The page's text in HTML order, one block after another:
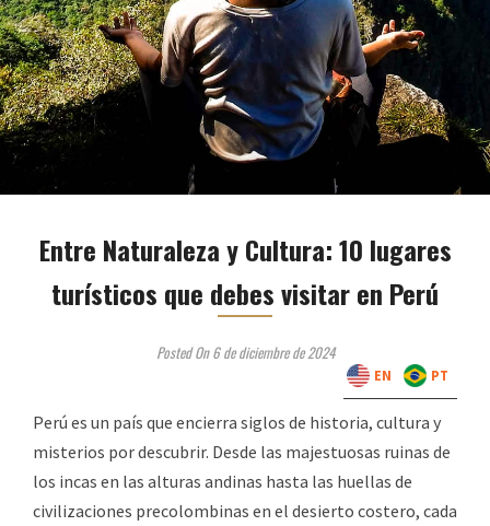
Entre Naturaleza y Cultura: 10 lugares
turísticos que debes visitar en Perú
Posted On 6 de diciembre de 2024
Perú es un país que encierra siglos de historia, cultura y
misterios por descubrir. Desde las majestuosas ruinas de
los incas en las alturas andinas hasta las huellas de
civilizaciones precolombinas en el desierto costero, cada
EN PT